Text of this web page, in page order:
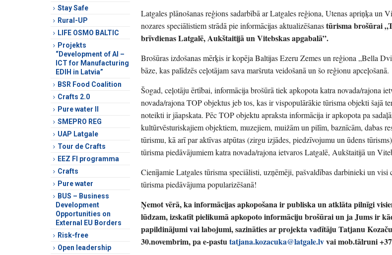
Latgales plānošanas reģions sadarbībā ar Latgales reģiona, Utenas apriņķa un
nozares speciālistiem strādā pie informācijas aktualizēšanastūrisma brošūrai
brīvdienas Latgalē, Aukštaitijā un Vitebskas apgabalā”.
Brošūras izdošanas mērķis ir kopēja Baltijas Ezeru Zemes un reģiona „Bella
bāze, kas palīdzēs ceļotājam sava maršruta veidošanā un šo reģionu apceļošanā.
Šogad, ceļotāju ērtībai, informācija brošūrā tiek apkopota katra novada/rajona
novada/rajona TOP objektus jeb tos, kas ir vispopulārākie tūrisma objekti šajā
noteikti ir jāapskata. Pēc TOP objektu apraksta informācija ir apkopota pa
kultūrvēsturiskajiem objektiem, muzejiem, muižām un pilīm, baznīcām, dabas
tūrismu, kā arī par aktīvas atpūtas (zirgu izjādes, piedzīvojumu un ūdens
tūrisma piedāvājumiem katra novada/rajona ietvaros Latgalē, Aukštaitijā un
Cienījamie Latgales tūrisma speciālisti, uzņēmēji, pašvaldības darbinieki un visi
tūrisma piedāvājuma popularizēšanā!
Ņemot vērā, ka informācijas apkopošana ir publiska un atklāta pilnīgi
lūdzam, izskatīt pielikumā apkopoto informāciju brošūrai un ja Jums ir
papildinājumi vai labojumi, sazināties ar projekta vadītāju Tatjanu
30.novembrim, pa e-pastutatjana.kozacuka@latgale.lvvai mob.tālruni
Stay Safe
Rural-UP
LIFE OSMO BALTIC
Projekts
“Development of AI –
ICT for Manufacturing
EDIH in Latvia”
BSR Food Coalition
Crafts 2.0
Pure water II
SMEPRO REG
UAP Latgale
Tour de Crafts
EEZ FI programma
Crafts
Pure water
BUS – Business
Development
Opportunities on
External EU Borders
Risk-free
Open leadership